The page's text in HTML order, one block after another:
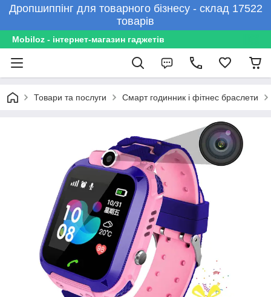
Дропшиппінг для товарного бізнесу - склад 17522
товарів
Mobiloz - інтернет-магазин гаджетів
Товари та послуги Смарт годинник і фітнес браслети